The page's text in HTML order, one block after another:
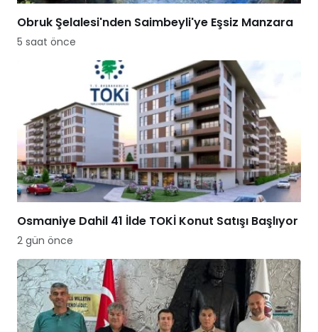
Obruk Şelalesi'nden Saimbeyli'ye Eşsiz Manzara
5 saat önce
Osmaniye Dahil 41 İlde TOKİ Konut Satışı Başlıyor
2 gün önce